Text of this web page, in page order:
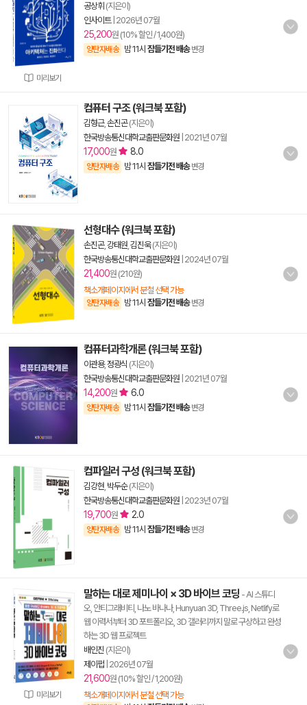
미리보기
공상휘 (지은이)
인사이트| 2026년 07월
25,200원 (10% 할인 / 1,400원)
양탄자배송 밤 11시 잠들기전 배송 변경
컴퓨터 구조 (워크북 포함)
김형근, 손진곤(지은이)
한국방송통신대학교출판문화원 2021년 07월
17,000원 8.0
양탄자배송 밤 11시 잠들기전 배송 변경
선형대수 (워크북 포함)
손진곤, 강태원 김진욱(지은이)
한국방송통신대학교출판문화원 2024년 07월
21,400원 (210원)
책소개페이지에서 분철 선택 가능
양탄자배송 밤 11시 잠들기전 배송 변경
컴퓨터과학개론 (워크북 포함)
이관용,정광식 (지은이)
한국방송통신대학교출판문화원 2021년 07월
14,200원 6.0
양탄자배송 밤 11시 잠들기전 배송 변경
컴파일러 구성 (워크북 포함)
김강현 박두순(지은이)
한국방송통신대학교출판문화원 2023년 07월
19,700원 2.0
양탄자배송 밤 11시 잠들기전 배송 변경
미리보기
말하는 대로 제미나이 × 3D 바이브 코딩 - AI 스튜디
오, 안티그래비티, 나노 바나나, Hunyuan 3D, Three.js, Netlify로
웹 이력서부터 3D 포트폴리오, 3D 갤러리까지 말로 구상하고 완성
하는 3D 웹 프로젝트
배인진 (지은이)
제이펍 2026년 07월
21,600원 (10% 할인 / 1,200원)
책소개페이지에서 분철 선택 가능